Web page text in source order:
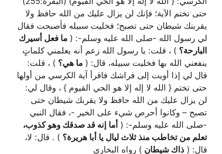
حتى تختم الآية؛ فإنك لن يزال عليك من الله حافظ ولا
يقربنك شيطان حتى تصبح؛ فخليت سبيله فأصبحت فقال
لي رسول الله -صلى الله عليه وسلم-: ( ما فعل أسيرك
البارحة؟ ) ، قلت: يا رسول الله زعم أنه يعلمني كلماتٍ
ينفعني الله بها فخليت سبيله، قال: ( ما هي؟ ) ، قلت:
قال لي إذا أويت إلى فراشك فاقرأ آية الكرسي من أولها
حتى تختم { الله لا إله إلا هو الحي القيوم } ، وقال لي:
لن يزال عليك من الله حافظ ولا يقربك شيطان حتى
تصبح – وكانوا أحرص شيء على الخير -، فقال النبي
-صلى الله عليه وسلم-: ( أما إنه قد صدقك وهو كذوب،
تعلم من تخاطب منذ ثلاث ليال يا أبا هريرة؟ ) . قال: لا،
قال: ( ذاك شيطان ) رواه البخاري